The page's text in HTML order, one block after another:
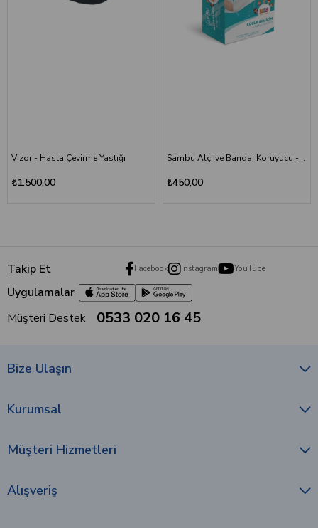
Vizor - Hasta Çevirme Yastığı
₺1.500,00
Sambu Alçı ve Bandaj Koruyucu - Çocuk Kol
₺450,00
Takip Et Facebook Instagram YouTube
Uygulamalar
Müşteri Destek
0533 020 16 45
Bize Ulaşın
Kurumsal
Müşteri Hizmetleri
Alışveriş